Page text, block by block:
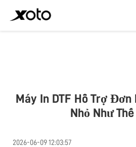
Sản Phẩm
Máy In DTF Hỗ Trợ Đơn
Nhỏ Như
2026-06-09 12:03:57